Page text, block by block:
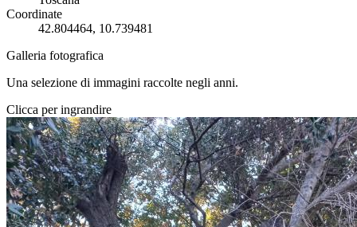
Coordinate
42.804464, 10.739481
Galleria fotografica
Una selezione di immagini raccolte negli anni.
Clicca per ingrandire